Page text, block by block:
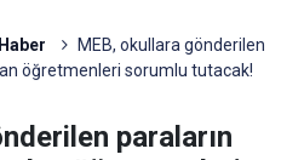
MEB, okullara gönderilen
öğretmenleri sorumlu tutacak!
paraların